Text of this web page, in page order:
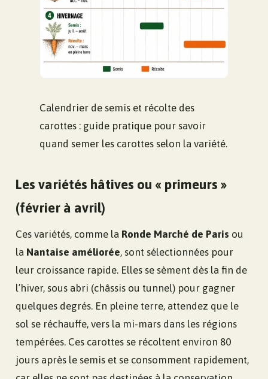
Calendrier de semis et récolte des
carottes : guide pratique pour savoir
quand semer les carottes selon la variété.
Les variétés hâtives ou « primeurs »
(février à avril)
Ces variétés, comme la Ronde Marché de Paris ou
la Nantaise améliorée, sont sélectionnées pour
leur croissance rapide. Elles se sèment dès la fin de
l’hiver, sous abri (châssis ou tunnel) pour gagner
quelques degrés. En pleine terre, attendez que le
sol se réchauffe, vers la mi-mars dans les régions
tempérées. Ces carottes se récoltent environ 80
jours après le semis et se consomment rapidement,